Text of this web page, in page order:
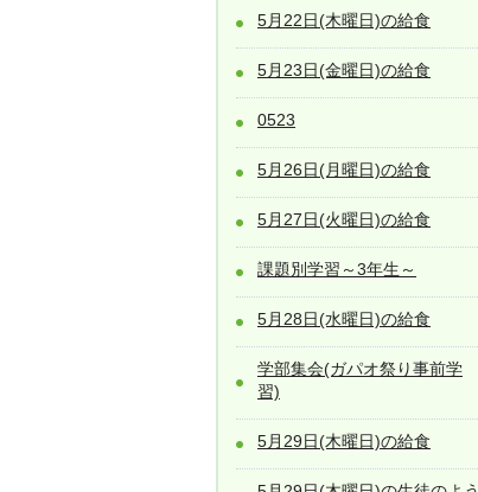
5月22日(木曜日)の給食
5月23日(金曜日)の給食
0523
5月26日(月曜日)の給食
5月27日(火曜日)の給食
課題別学習～3年生～
5月28日(水曜日)の給食
学部集会(ガパオ祭り事前学
習)
5月29日(木曜日)の給食